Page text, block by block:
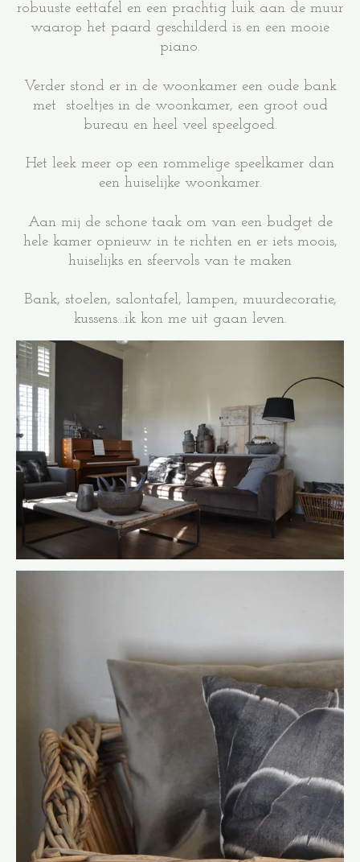
robuuste eettafel en een prachtig luik aan de muur
waarop het paard geschilderd is en een mooie
piano.
Verder stond er in de woonkamer een oude bank
met stoeltjes in de woonkamer, een groot oud
bureau en heel veel speelgoed.
Het leek meer op een rommelige speelkamer dan
een huiselijke woonkamer.
Aan mij de schone taak om van een budget de
hele kamer opnieuw in te richten en er iets moois,
huiselijks en sfeervols van te maken
Bank, stoelen, salontafel, lampen, muurdecoratie,
kussens...ik kon me uit gaan leven.